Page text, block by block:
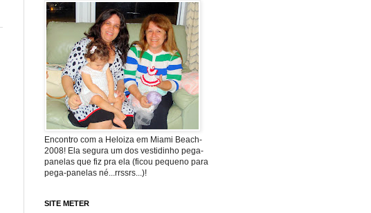
Encontro com a Heloiza em Miami Beach-
2008! Ela segura um dos vestidinho pega-
panelas que fiz pra ela (ficou pequeno para
pega-panelas né...rrssrs...)!
SITE METER